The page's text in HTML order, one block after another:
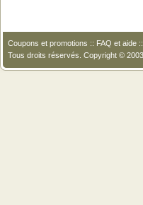
Coupons et promotions :: FAQ et aide ::
Tous droits réservés. Copyright ©